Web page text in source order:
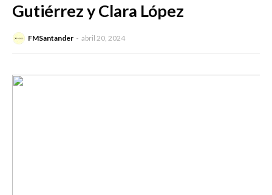
Gutiérrez y Clara López
FMSantander abril 20, 2024